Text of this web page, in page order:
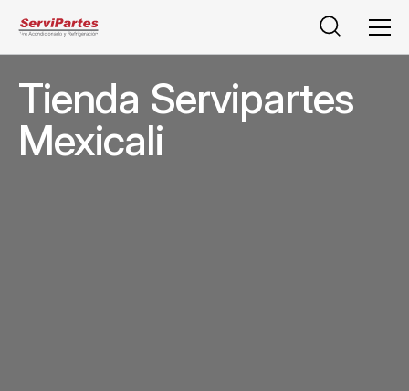
Buscar
Tienda Servipartes
Mexicali